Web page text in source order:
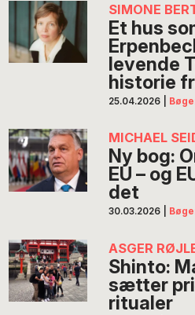
SIMONE
Et hus
levende
historie
25.04.2026
MICHAEL
Ny bog:
EU – og
det
30.03.2026
ASGER
Shinto:
sætter
ritualer